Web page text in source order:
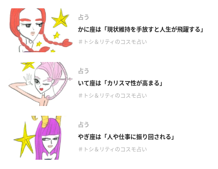
占う
かに座は「現状維持を手放すと人生が飛躍する」
＃トシ＆リティのコスモ占い
占う
いて座は「カリスマ性が高まる」
＃トシ＆リティのコスモ占い
占う
やぎ座は「人や仕事に振り回される」
＃トシ＆リティのコスモ占い